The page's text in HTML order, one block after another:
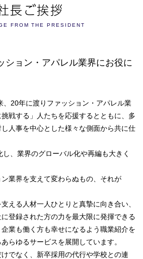
長ご挨拶
FROM THE PRESIDENT
ション・アパレル業界にお役に
、20年に渡りファッション・アパレル業
戦する」人たちを応援するとともに、多
人事を中心とした様々な側面から共に仕
、業界のグローバル化や再編も大きく
業界を支えて変わらぬもの、それが
える人材一人ひとりと真摯に向き合い、
登録された方の力を最大限に発揮できる
業も働く方も幸せになるよう職業紹介を
らゆるサービスを展開しています。
でなく、新卒採用の代行や学校との連